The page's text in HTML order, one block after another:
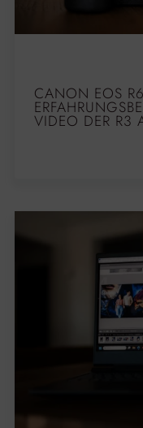
CANON EOS
VIDEO DER R3